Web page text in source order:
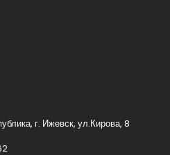
г. Ижевск, ул.Кирова, 8